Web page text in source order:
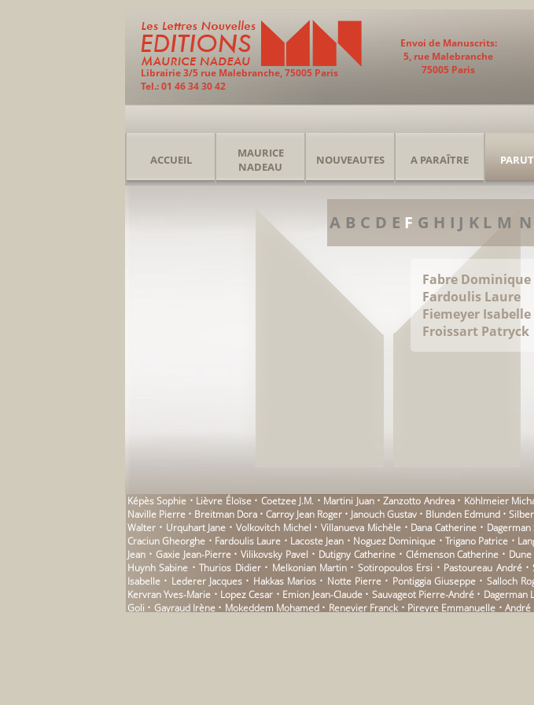
Librairie 3/5 rue Malebranche, 75005 Paris
Tel.: 01 46 34 30 42
Envoi de Manuscrits:
5, rue Malebranche
75005 Paris
ACCUEIL
MAURICE
NADEAU
NOUVEAUTES A PARAÎTRE
A B C D E F G H I J K L M N
Fabre Dominique
Fardoulis Laure
Fiemeyer Isabelle
Froissart Patryck
Képès Sophie • Lièvre Éloïse • Coetzee J.M. • Martini Juan • Zanzotto Andrea • Köhlmeier
Naville Pierre • Breitman Dora • Carroy Jean Roger • Janouch Gustav • Blunden Edmund •
Walter • Urquhart Jane • Volkovitch Michel • Villanueva Michèle • Dana Catherine •
Craciun Gheorghe • Fardoulis Laure • Lacoste Jean • Noguez Dominique • Trigano Patrice •
Jean • Gaxie Jean-Pierre • Vilikovsky Pavel • Dutigny Catherine • Clémenson Catherine •
Huynh Sabine • Thurios Didier • Melkonian Martin • Sotiropoulos Ersi • Pastoureau André
Isabelle • Lederer Jacques • Hakkas Marios • Notte Pierre • Pontiggia Giuseppe • Salloch
Kervran Yves-Marie • Lopez Cesar • Emion Jean-Claude • Sauvageot Pierre-André •
Goli • Gayraud Irène • Mokeddem Mohamed • Renevier Franck • Pireyre Emmanuelle •